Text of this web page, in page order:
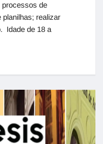
processos de
planilhas; realizar
Idade de 18 a